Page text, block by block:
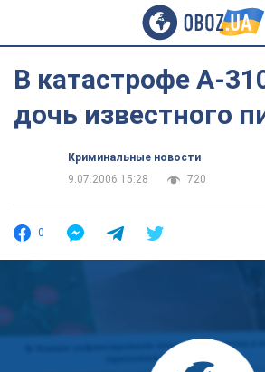
В катастрофе А-
дочь известного
Криминальные новости
9.07.2006 15:28
720
0